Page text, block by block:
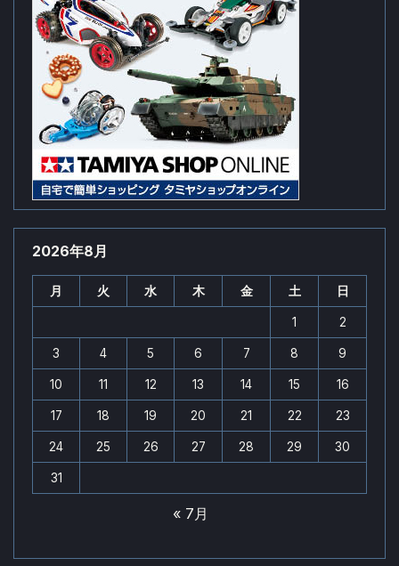
2026年8月
月 火 水 木 金 土 日
1 2
3 4 5 6 7 8 9
10 11 12 13 14 15 16
17 18 19 20 21 22 23
24 25 26 27 28 29 30
31
« 7月